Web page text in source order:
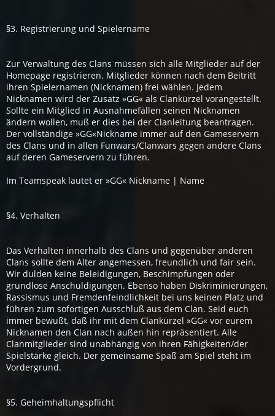
§3. Registrierung und Spielername
Zur Verwaltung des Clans müssen sich alle Mitglieder auf der
Homepage registrieren. Mitglieder können nach dem Beitritt
ihren Spielernamen (Nicknamen) frei wählen. Jedem
Nicknamen wird der Zusatz »GG« als Clankürzel vorangestellt.
Sollte ein Mitglied in Ausnahmefällen seinen Nicknamen
ändern wollen, muß er dies bei der Clanleitung beantragen.
Der vollständige »GG«Nickname immer auf den Gameservern
des Clans und in allen Funwars/Clanwars gegen andere Clans
auf deren Gameservern zu führen.
Im Teamspeak lautet er »GG« Nickname | Name
§4. Verhalten
Das Verhalten innerhalb des Clans und gegenüber anderen
Clans sollte dem Alter angemessen, freundlich und fair sein.
Wir dulden keine Beleidigungen, Beschimpfungen oder
grundlose Anschuldigungen. Ebenso haben Diskriminierungen,
Rassismus und Fremdenfeindlichkeit bei uns keinen Platz und
führen zum sofortigen Ausschluß aus dem Clan. Seid euch
immer bewußt, daß ihr mit dem Clankürzel »GG« vor eurem
Nicknamen den Clan nach außen hin repräsentiert. Alle
Clanmitglieder sind unabhängig von ihren Fähigkeiten/der
Spielstärke gleich. Der gemeinsame Spaß am Spiel steht im
Vordergrund.
§5. Geheimhaltungspflicht